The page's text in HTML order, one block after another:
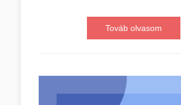
Továb olvasom